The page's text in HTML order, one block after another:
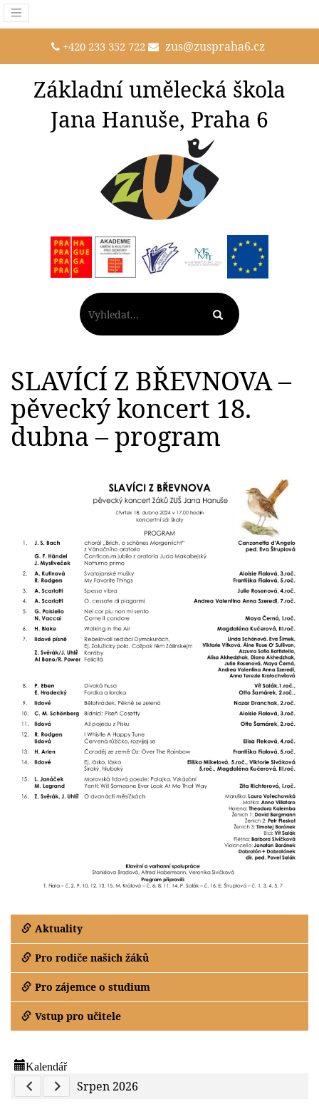
+420 233 352 722 zus@zuspraha6.cz
Základní umělecká škola
Jana Hanuše, Praha 6
Aktuality
Pro rodiče našich žáků
Pro zájemce o studium
Vstup pro učitele
Kalendář
Previous Calendar
Next Calendar
Srpen 2026
SLAVÍCÍ Z BŘEVNOVA –
pěvecký koncert 18.
dubna – program